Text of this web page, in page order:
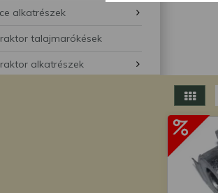
alkatrészek
talajmarókések
alkatrészek
feltétlenül